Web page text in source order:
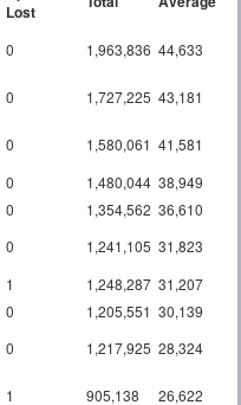
Lost
0 1,963,836 44,633
0 1,727,225 43,181
0 1,580,061 41,581
0 1,480,044 38,949
0 1,354,562 36,610
0 1,241,105 31,823
1 1,248,287 31,207
0 1,205,551 30,139
0 1,217,925 28,324
1 905,138
26,622